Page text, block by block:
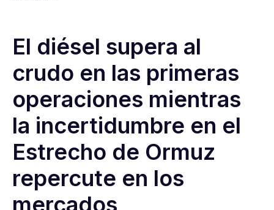
El diésel supera al
crudo en las primeras
operaciones mientras
la incertidumbre en el
Estrecho de Ormuz
repercute en los
mercados